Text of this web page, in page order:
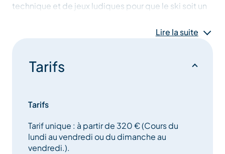
technique et de jeux ludiques pour que le ski soit un
progressent et s’amusent (après tout, ils sont en
Lire la suite
Tarifs
Tarifs
Tarif unique : à partir de 320 € (Cours du
lundi au vendredi ou du dimanche au
vendredi.).